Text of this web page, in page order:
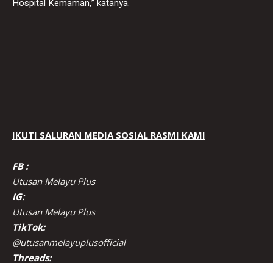
Hospital Kemaman,” katanya.
IKUTI SALURAN MEDIA SOSIAL RASMI KAMI
FB :
Utusan Melayu Plus
IG:
Utusan Melayu Plus
TikTok:
@utusanmelayuplusofficial
Threads: